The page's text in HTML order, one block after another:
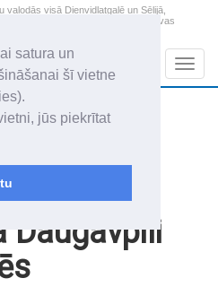
satura un
šī vietne
jūs piekrītat
valodās visā Dienvidlatgalē un Sēlijā,
valstspilsētu, Augšdaugavas
+10.6
Daugavpili